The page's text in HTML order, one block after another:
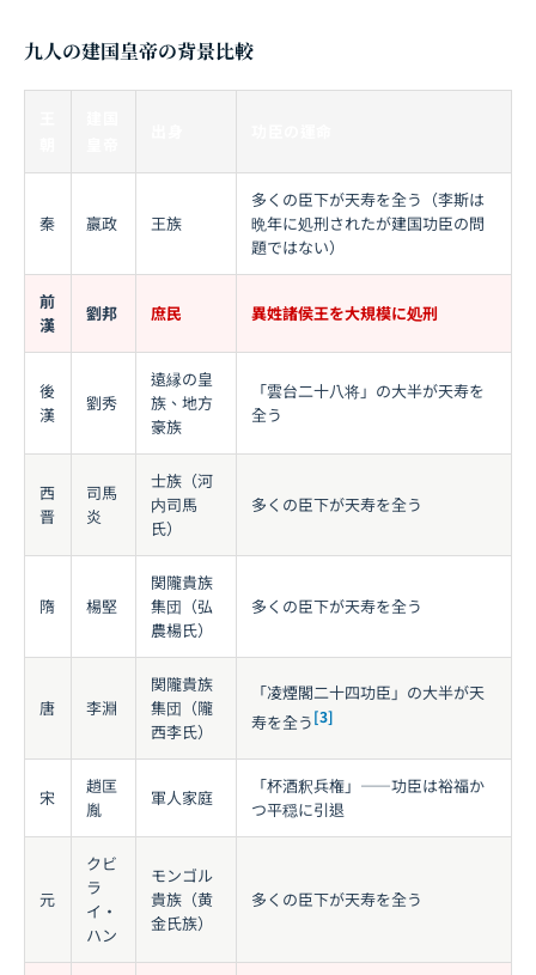
九人の建国皇帝の背景比較
秦 嬴政 王族
多くの臣下が天寿を全う（李斯は
晩年に処刑されたが建国功臣の問
題ではない）
前
漢
劉邦 庶民 異姓諸侯王を大規模に処刑
後
漢
劉秀
遠縁の皇
族、地方
豪族
「雲台二十八将」の大半が天寿を
全う
西
晋
司馬
炎
士族（河
内司馬
氏）
多くの臣下が天寿を全う
隋 楊堅
関隴貴族
集団（弘
農楊氏）
多くの臣下が天寿を全う
唐 李淵
関隴貴族
集団（隴
西李氏）
「凌煙閣二十四功臣」の大半が天
寿を全う[3]
宋
趙匡
胤
軍人家庭
「杯酒釈兵権」――功臣は裕福か
つ平穏に引退
元
クビ
ラ
イ・
ハン
モンゴル
貴族（黄
金氏族）
多くの臣下が天寿を全う